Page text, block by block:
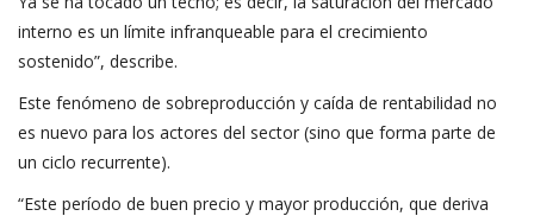
interno es un límite infranqueable para el crecimiento
sostenido”, describe.
Este fenómeno de sobreproducción y caída de rentabilidad no
es nuevo para los actores del sector (sino que forma parte de
un ciclo recurrente).
“Este período de buen precio y mayor producción, que deriva